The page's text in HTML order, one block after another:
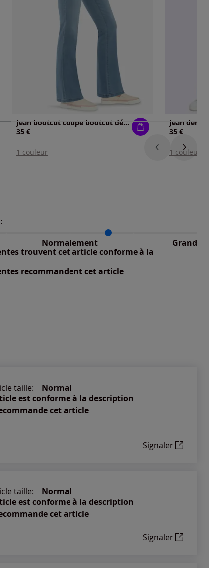
Jean bootcut coupe bootcut décontractée
35 €
1 couleur
Jean
35 €
1 couleur
Normalement Grand
selon les avis clients
: 36%trouvent cet article conforme à la
recommandent cet article
taille:
Normal
est conforme à la description
cet article
Signaler
taille:
Normal
est conforme à la description
cet article
Signaler